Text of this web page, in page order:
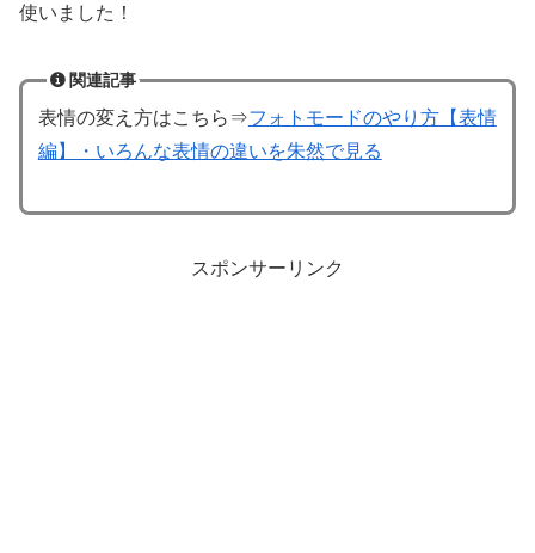
使いました！
関連記事
表情の変え方はこちら⇒フォトモードのやり方【表情
編】・いろんな表情の違いを朱然で見る
スポンサーリンク